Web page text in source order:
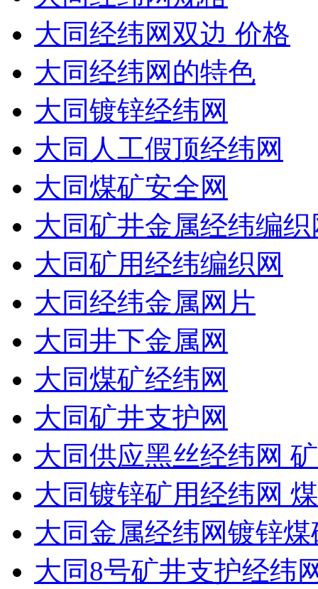
大同经纬网双边 价格
大同经纬网的特色
大同镀锌经纬网
大同人工假顶经纬网
大同煤矿安全网
大同矿井金属经纬编织
大同矿用经纬编织网
大同经纬金属网片
大同井下金属网
大同煤矿经纬网
大同矿井支护网
大同供应黑丝经纬网
大同镀锌矿用经纬网
大同金属经纬网镀锌
大同8号矿井支护经纬